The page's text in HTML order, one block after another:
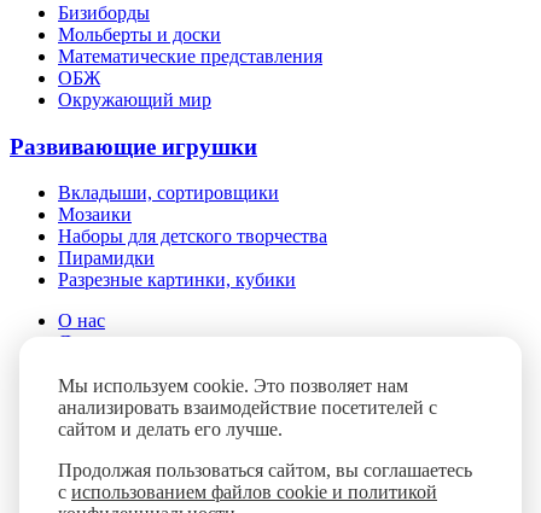
Бизиборды
Мольберты и доски
Математические представления
ОБЖ
Окружающий мир
Развивающие игрушки
Вкладыши, сортировщики
Мозаики
Наборы для детского творчества
Пирамидки
Разрезные картинки, кубики
О нас
Доставка и оплата
Контакты
Блог
Мы используем cookie. Это позволяет нам
анализировать взаимодействие посетителей с
сайтом и делать его лучше.
Продолжая пользоваться сайтом, вы соглашаетесь
с использованием файлов cookie и политикой